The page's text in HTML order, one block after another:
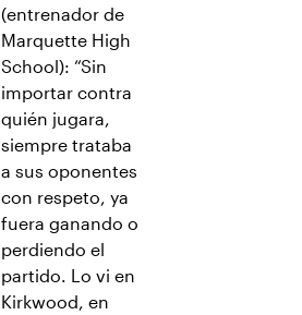
(entrenador de
Marquette High
School): “Sin
importar contra
quién jugara,
siempre trataba
a sus oponentes
con respeto, ya
fuera ganando o
perdiendo el
partido. Lo vi en
Kirkwood, en